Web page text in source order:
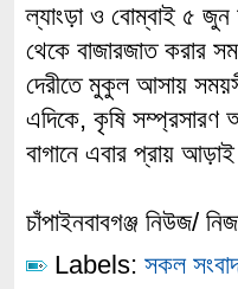
ল্যাংড়া ও বোম্বাই ৫
থেকে বাজারজাত করার
দেরীতে মুকুল আসায়
এদিকে, কৃষি সম্প্রসারণ
বাগানে এবার প্রায়
চাঁপাইনবাবগঞ্জ নিউজ/
Labels: সকল